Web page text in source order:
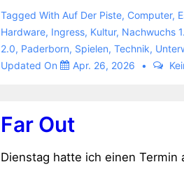
Museum
und
Hermann
Tagged With Auf Der Piste, Computer,
Hardware, Ingress, Kultur, Nachwuchs
2.0, Paderborn, Spielen, Technik,
Updated On
Apr. 26, 2026
Far Out
Dienstag hatte ich einen Termin